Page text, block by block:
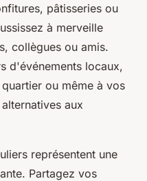
pâtisseries ou
à merveille
collègues ou amis.
d'événements locaux,
ou même à vos
aux
représentent une
Partagez vos